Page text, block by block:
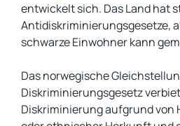
entwickelt sich. Das Land hat
Antidiskriminierungsgesetze,
schwarze Einwohner kann
Das norwegische
Diskriminierungsgesetz
Diskriminierung aufgrund von